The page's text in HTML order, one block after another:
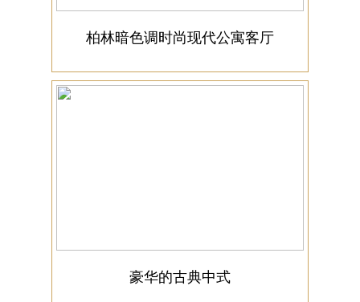
柏林暗色调时尚现代公寓客厅
豪华的古典中式